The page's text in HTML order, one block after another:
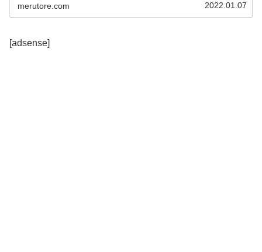
merutore.com 2022.01.07
[adsense]